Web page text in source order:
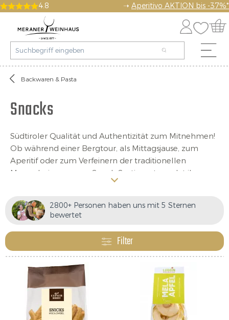
4.8 ➝ Aperitivo AKTION bis -37%*
Backwaren & Pasta
Snacks
Südtiroler Qualität und Authentizität zum Mitnehmen!
Ob während einer Bergtour, als Mittagsjause, zum
Aperitif oder zum Verfeinern der traditionellen
Marende, in unserem Snack-Sortiment werdet ihr
gewiss fündig! Von salzig bis süß ist für jeden
Geschmack und jedes Alter der passende Snack dabei.
Von Sticks mit Käse und Zwiebel, Rosmarin oder
Tomate über Apfel-Popcorn bis hin zu getrockneten
Früchten und Energieriegeln bestehen alle Snacks aus
sortenreinen und sorgfältig ausgewählten Zutaten.
2800+ Personen haben uns mit 5 Sternen
bewertet
Filter